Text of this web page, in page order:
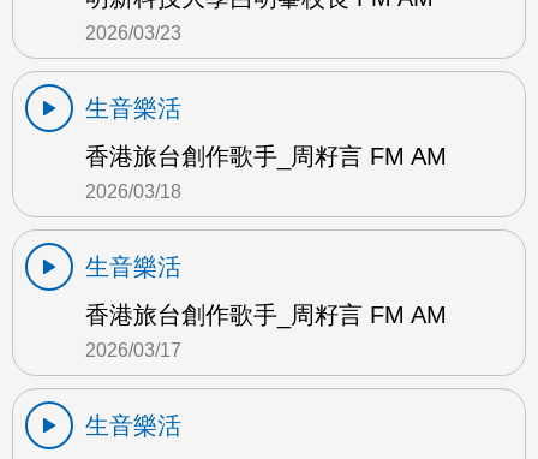
2026/03/23
生音樂活
香港旅台創作歌手_周籽言 FM AM
2026/03/18
生音樂活
香港旅台創作歌手_周籽言 FM AM
2026/03/17
生音樂活